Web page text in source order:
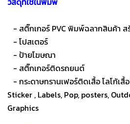
- สติ๊กเกอร์ PVC พิมพ์ฉลากสินค้า ส
- โปสเตอร์
- ป้ายโฆษณา
- สติ๊กเกอร์ติดรถยนต์
- กระดาษทรานเฟอร์ติดเสื้อ โลโก้เสื้
Sticker , Labels, Pop, posters,
Graphics